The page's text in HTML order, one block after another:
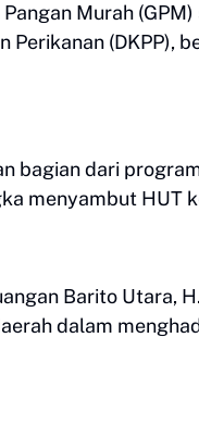
Murah
Perikanan (DKPP),
bagian dari
menyambut HUT
Barito Utara,
dalam